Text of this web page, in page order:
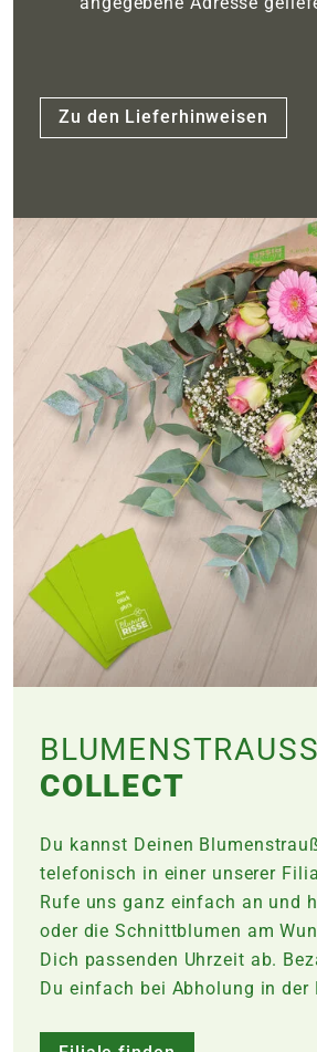
Zu den Lieferhinweisen
BLUMENSTRAUSS
COLLECT
Du kannst Deinen
telefonisch in einer unserer
Rufe uns ganz einfach an und
oder die Schnittblumen am
Dich passenden Uhrzeit ab.
Du einfach bei Abholung in der